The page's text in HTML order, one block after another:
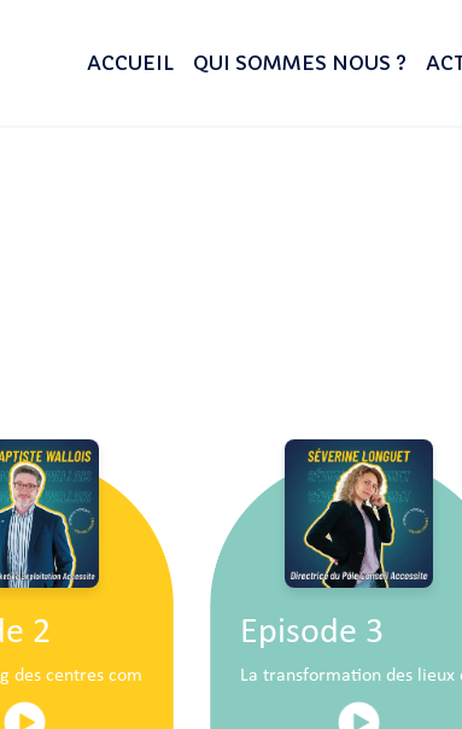
ACCUEIL QUI SOMMES NOUS ?
2
des centres commerciaux au service du développement
Episode 3
La transformation des lieux